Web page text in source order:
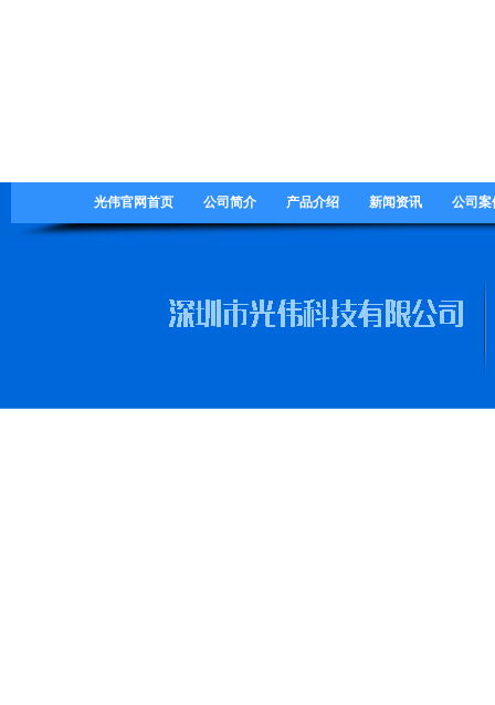
光伟官网首页 公司简介 产品介绍 新闻资讯 公司案